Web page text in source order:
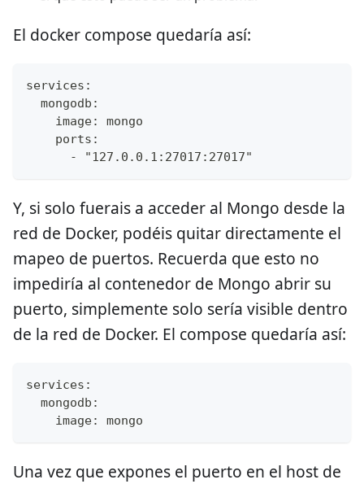
El docker compose quedaría así:
services:
  mongodb:
    image: mongo
    ports:
      - "127.0.0.1:27017:27017"
Y, si solo fuerais a acceder al Mongo desde la
red de Docker, podéis quitar directamente el
mapeo de puertos. Recuerda que esto no
impediría al contenedor de Mongo abrir su
puerto, simplemente solo sería visible dentro
de la red de Docker. El compose quedaría así:
services:
  mongodb:
    image: mongo
Una vez que expones el puerto en el host de